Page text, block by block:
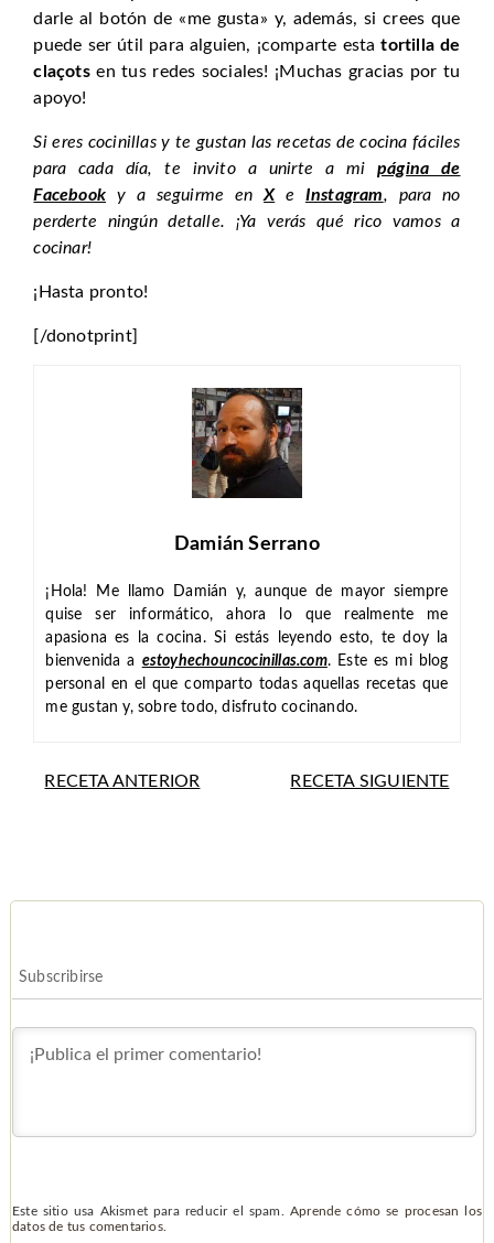
darle al botón de «me gusta» y, además, si crees que
puede ser útil para alguien, ¡comparte estatortilla de
claçotsen tus redes sociales! ¡Muchas gracias por tu
apoyo!
Si eres cocinillas y te gustan las recetas de cocina fáciles
para cada día, te invito a unirte a mipágina de
Facebook y a seguirme enXe Instagram, para no
perderte ningún detalle. ¡Ya verás qué rico vamos a
cocinar!
¡Hasta pronto!
[/donotprint]
Damián Serrano
¡Hola! Me llamo Damián y, aunque de mayor siempre
quise ser informático, ahora lo que realmente me
apasiona es la cocina. Si estás leyendo esto, te doy la
bienvenida a estoyhechouncocinillas.com. Este es mi blog
personal en el que comparto todas aquellas recetas que
me gustan y, sobre todo, disfruto cocinando.
RECETA ANTERIOR RECETA SIGUIENTE
Subscribirse
Este sitio usa Akismet para reducir el spam. Aprende cómo se procesan los
datos de tus comentarios.